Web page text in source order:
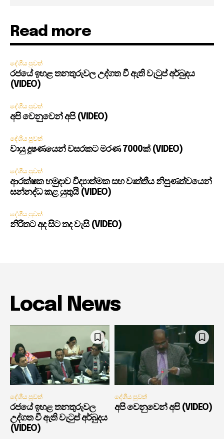
Read more
දේශීය පුවත්
රජයේ ඉහළ තනතුරුවල උද්ගත වී ඇති වැටුප් අර්බුදය
(VIDEO)
දේශීය පුවත්
අපි වෙනුවෙන් අපි (VIDEO)
දේශීය පුවත්
වායු දූෂණයෙන් වසරකට මරණ 7000ක් (VIDEO)
දේශීය පුවත්
ආරක්ෂක හමුදාව විද්‍යාත්මක සහ වෘත්තීය නිපුණත්වයෙන්
සන්නද්ධ කළ යුතුයි (VIDEO)
දේශීය පුවත්
නිරිතට අද සිට තද වැසි (VIDEO)
Local News
දේශීය පුවත්
රජයේ ඉහළ තනතුරුවල
උද්ගත වී ඇති වැටුප් අර්බුදය
(VIDEO)
දේශීය පුවත්
අපි වෙනුවෙන් අපි (VIDEO)